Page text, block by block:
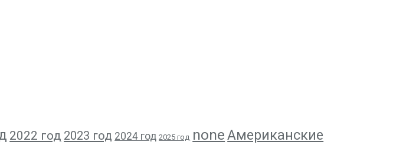
2022 год 2023 год 2024 год 2025 год noneАмериканские